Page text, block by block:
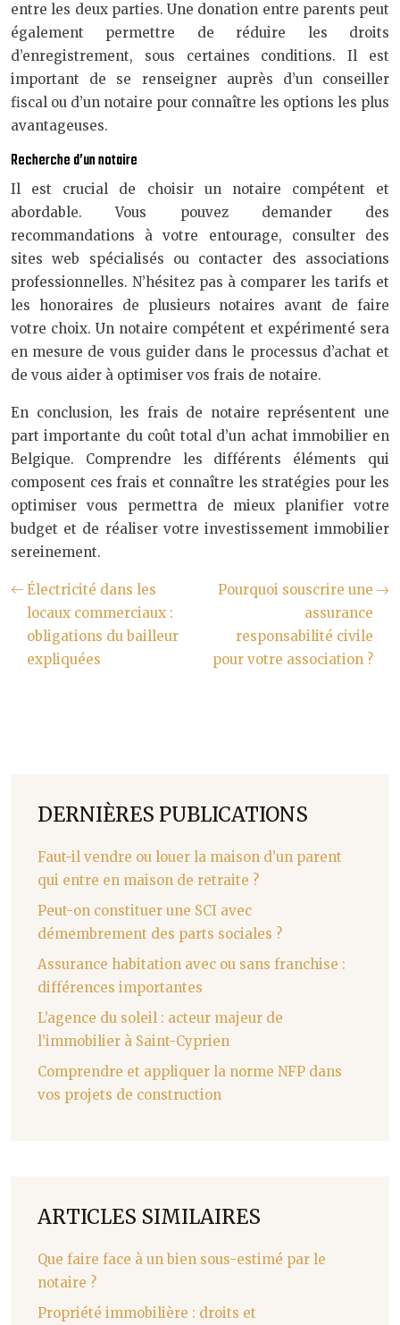
entre les deux parties. Une donation entre parents peut
également permettre de réduire les droits
d’enregistrement, sous certaines conditions. Il est
important de se renseigner auprès d’un conseiller
fiscal ou d’un notaire pour connaître les options les plus
avantageuses.
Recherche d’un notaire
Il est crucial de choisir un notaire compétent et
abordable. Vous pouvez demander des
recommandations à votre entourage, consulter des
sites web spécialisés ou contacter des associations
professionnelles. N’hésitez pas à comparer les tarifs et
les honoraires de plusieurs notaires avant de faire
votre choix. Un notaire compétent et expérimenté sera
en mesure de vous guider dans le processus d’achat et
de vous aider à optimiser vos frais de notaire.
En conclusion, les frais de notaire représentent une
part importante du coût total d’un achat immobilier en
Belgique. Comprendre les différents éléments qui
composent ces frais et connaître les stratégies pour les
optimiser vous permettra de mieux planifier votre
budget et de réaliser votre investissement immobilier
sereinement.
Électricité dans les
locaux commerciaux :
obligations du bailleur
expliquées
Pourquoi souscrire une
assurance
responsabilité civile
pour votre association ?
DERNIÈRES PUBLICATIONS
Faut-il vendre ou louer la maison d’un parent
qui entre en maison de retraite ?
Peut-on constituer une SCI avec
démembrement des parts sociales ?
Assurance habitation avec ou sans franchise :
différences importantes
L’agence du soleil : acteur majeur de
l’immobilier à Saint-Cyprien
Comprendre et appliquer la norme NFP dans
vos projets de construction
ARTICLES SIMILAIRES
Que faire face à un bien sous-estimé par le
notaire ?
Propriété immobilière : droits et